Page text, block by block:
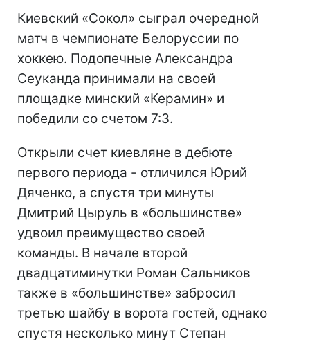
Киевский «Сокол» сыграл очередной
матч в чемпионате Белоруссии по
хоккею. Подопечные Александра
Сеуканда принимали на своей
площадке минский «Керамин» и
победили со счетом 7:3.
Открыли счет киевляне в дебюте
первого периода - отличился Юрий
Дяченко, а спустя три минуты
Дмитрий Цыруль в «большинстве»
удвоил преимущество своей
команды. В начале второй
двадцатиминутки Роман Сальников
также в «большинстве» забросил
третью шайбу в ворота гостей, однако
спустя несколько минут Степан